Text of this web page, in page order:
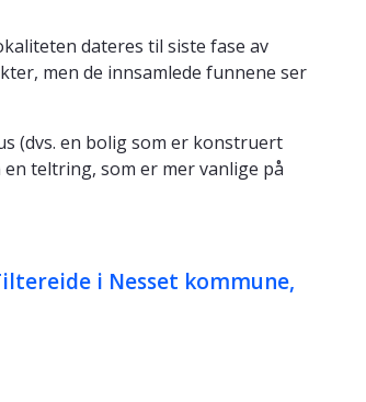
dateres til siste fase av
men de innsamlede funnene ser
(dvs. en bolig som er konstruert
teltring, som er mer vanlige på
i Nesset kommune,